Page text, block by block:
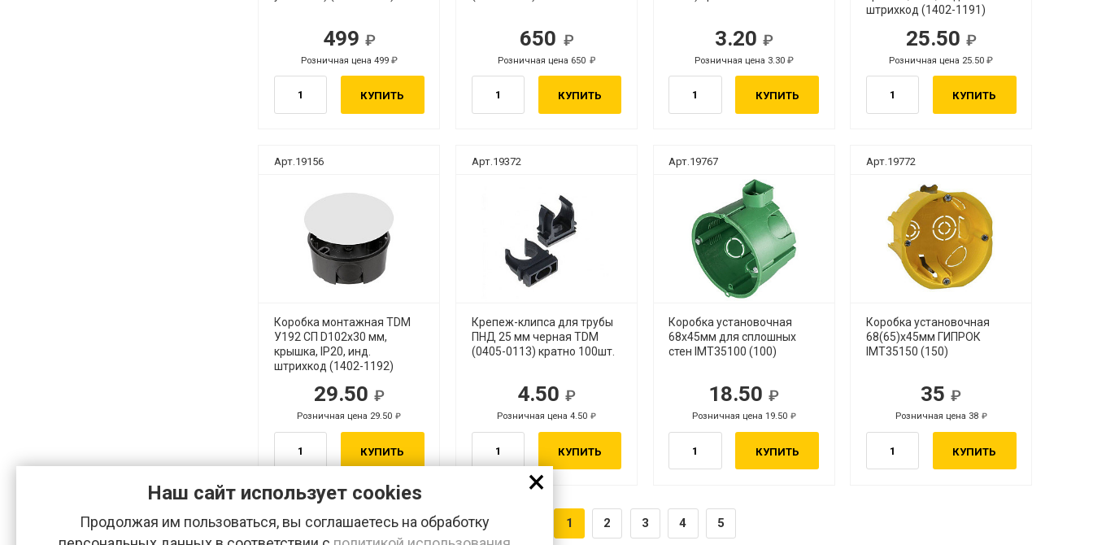
499
Розничная цена 499
КУПИТЬ
650
Розничная цена 650
КУПИТЬ
3.20
руб.
Розничная цена 3.30
руб.
КУПИТЬ
штрихкод (1402-1191)
25.50
руб.
Розничная цена 25.50
руб.
КУПИТЬ
Арт.19156
Коробка монтажная TDM
У192 СП D102х30 мм,
крышка, IP20, инд.
штрихкод (1402-1192)
29.50
Розничная цена 29.50
КУПИТЬ
Арт.19372
Крепеж-клипса для трубы
ПНД 25 мм черная TDM
(0405-0113) кратно 100шт.
4.50
Розничная цена 4.50
КУПИТЬ
Арт.19767
Коробка установочная
68х45мм для сплошных
стен IMT35100 (100)
18.50
руб.
Розничная цена 19.50
руб.
КУПИТЬ
Арт.19772
Коробка установочная
68(65)х45мм ГИПРОК
IMT35150 (150)
35
руб.
Розничная цена 38
руб.
КУПИТЬ
1 2 3 4 5
×
Наш сайт использует cookies
Продолжая им пользоваться, вы соглашаетесь на обработку